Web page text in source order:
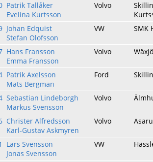
Patrik Tallåker
Evelina Kurtsson
Volvo
Johan Edquist
Stefan Olofsson
VW SMK
Hans Fransson
Emma Fransson
Volvo
Patrik Axelsson
Mats Bergman
Ford
Sebastian Lindeborgh
Markus Svensson
Volvo
Christer Alfredsson
Karl-Gustav Askmyren
Volvo
Lars Svensson
Jonas Svensson
VW